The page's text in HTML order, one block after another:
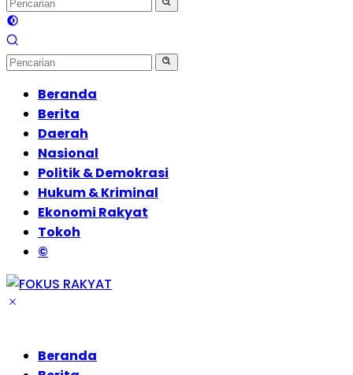
Beranda
Berita
Daerah
Nasional
Politik & Demokrasi
Hukum & Kriminal
Ekonomi Rakyat
Tokoh
©
Beranda